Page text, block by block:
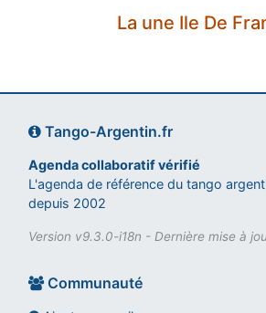
La une Ile De
Tango-Argentin.fr
Agenda collaboratif vérifié
L'agenda de référence du tango
depuis 2002
Version v9.3.0-i18n - Dernière mise à
Communauté